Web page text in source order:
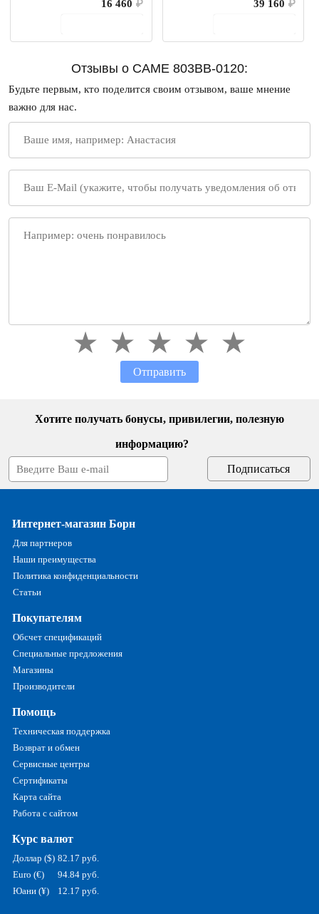
16 460 ₽
39 160 ₽
Отзывы о CAME 803BB-0120:
Будьте первым, кто поделится своим отзывом, ваше мнение
важно для нас.
Отправить
Хотите получать бонусы, привилегии, полезную
информацию?
Интернет-магазин Борн
Для партнеров
Наши преимущества
Политика конфиденциальности
Статьи
Покупателям
Обсчет спецификаций
Специальные предложения
Магазины
Производители
Помощь
Техническая поддержка
Возврат и обмен
Сервисные центры
Сертификаты
Карта сайта
Работа с сайтом
Курс валют
Доллар ($) 82.17 руб.
Euro (€)
94.84 руб.
Юани (¥)
12.17 руб.